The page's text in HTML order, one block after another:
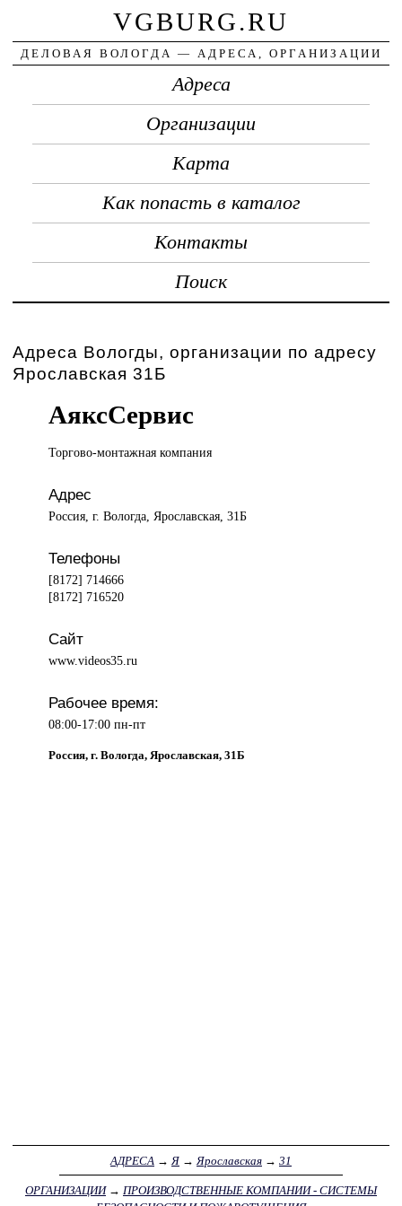
VGBURG.RU
ДЕЛОВАЯ ВОЛОГДА — АДРЕСА, ОРГАНИЗАЦИИ
Адреса
Организации
Карта
Как попасть в каталог
Контакты
Поиск
Адреса Вологды, организации по адресу
Ярославская 31Б
АяксСервис
Торгово-монтажная компания
Адрес
Россия, г. Вологда, Ярославская, 31Б
Телефоны
[8172] 714666
[8172] 716520
Сайт
www.videos35.ru
Рабочее время:
08:00-17:00 пн-пт
Россия, г. Вологда, Ярославская, 31Б
АДРЕСА → Я → Ярославская → 31
ОРГАНИЗАЦИИ→ ПРОИЗВОДСТВЕННЫЕ КОМПАНИИ - СИСТЕМЫ